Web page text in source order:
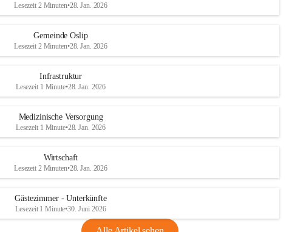
Lesezeit 2 Minuten•28. Jan. 2026
Gemeinde Oslip
Lesezeit 2 Minuten•28. Jan. 2026
Infrastruktur
Lesezeit 1 Minute•28. Jan. 2026
Medizinische Versorgung
Lesezeit 1 Minute•28. Jan. 2026
Wirtschaft
Lesezeit 2 Minuten•28. Jan. 2026
Gästezimmer - Unterkünfte
Lesezeit 1 Minute•30. Juni 2026